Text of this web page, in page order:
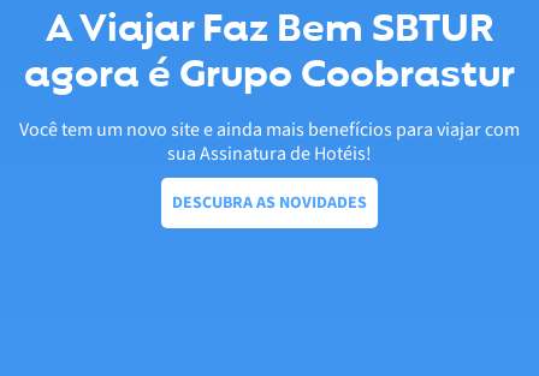
A Viajar Faz Bem SBTUR
agora é Grupo Coobrastur
Você tem um novo site e ainda mais benefícios para viajar com
sua Assinatura de Hotéis!
DESCUBRA AS NOVIDADES